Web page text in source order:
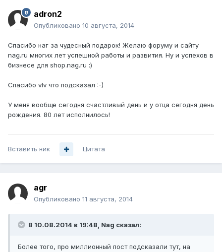
adron2
Опубликовано 10 августа, 2014
Спасибо наг за чудесный подарок! Желаю форуму и сайту
nag.ru многих лет успешной работы и развития. Ну и успехов в
бизнесе для shop.nag.ru :)
Спасибо vIv что подсказал :-)
У меня вообще сегодня счастливый день и у отца сегодня день
рождения. 80 лет исполнилось!
Вставить ник Цитата
agr
Опубликовано 11 августа, 2014
В 10.08.2014 в 19:48, Nag сказал:
Более того, про миллионный пост подсказали тут, на